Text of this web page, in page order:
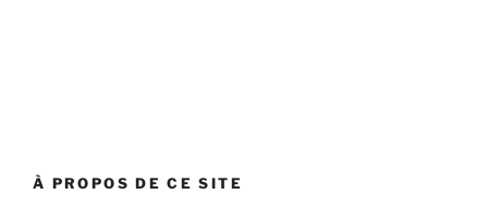
À PROPOS DE CE SITE